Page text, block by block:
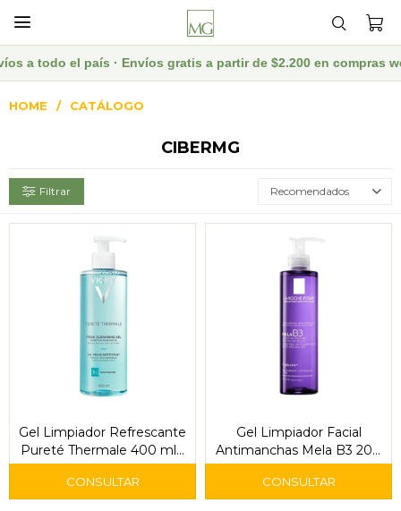

país · Envíos gratis a partir de $2.200 en compras web ·
HOME CATÁLOGO
CIBERMG
Recomendados
Gel Limpiador Refrescante
Pureté Thermale 400 ml -
Vichy
Gel Limpiador Facial
Antimanchas Mela B3 200
ml - La Roche-Posay